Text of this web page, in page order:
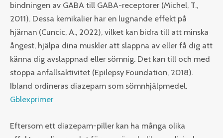
bindningen av GABA till GABA-receptorer (Michel, T.,
2011). Dessa kemikalier har en lugnande effekt på
hjärnan (Cuncic, A., 2022), vilket kan bidra till att minska
ångest, hjälpa dina muskler att slappna av eller få dig att
känna dig avslappnad eller sömnig. Det kan till och med
stoppa anfallsaktivitet (Epilepsy Foundation, 2018).
Ibland ordineras diazepam som sömnhjälpmedel.
Gblexprimer
Eftersom ett diazepam-piller kan ha många olika